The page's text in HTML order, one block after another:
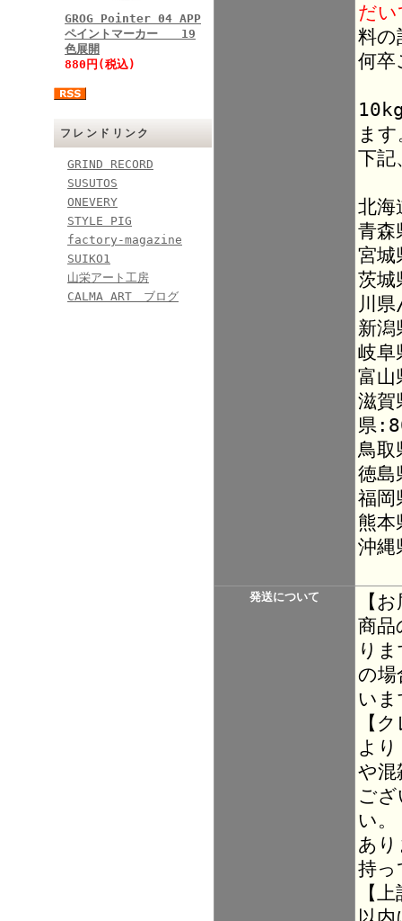
GROG Pointer 04 APP
ペイントマーカー 19
色展開
880円(税込)
フレンドリンク
GRIND RECORD
SUSUTOS
ONEVERY
STYLE PIG
factory-magazine
SUIKO1
山栄アート工房
CALMA ART ブログ
だ
料の
何卒
ま
下記
北海
青
宮
茨
川
新
岐
富
滋
県
鳥
徳
福
熊
沖縄
発送について
【
商品
り
の場
い
【
よ
や混
ご
い
あ
持っ
【